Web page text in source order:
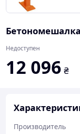
Недоступен
12 096 ₴
Производитель